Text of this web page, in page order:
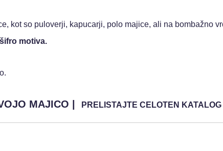
kot so puloverji, kapucarji, polo majice, ali na bombažno
motiva.
MAJICO PRELISTAJTE CELOTEN